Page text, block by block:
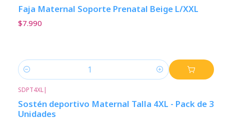
Faja Maternal Soporte Prenatal Beige L/XXL
$7.990
Cantidad
SDPT4XL|
Sostén deportivo Maternal Talla 4XL - Pack de 3
Unidades